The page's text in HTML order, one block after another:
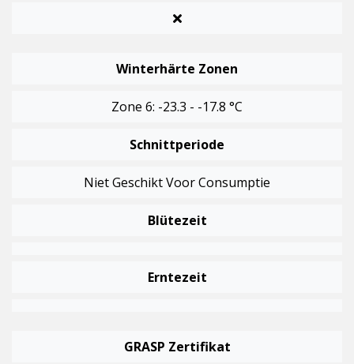
Winterhärte Zonen
Zone 6: -23.3 - -17.8 °C
Schnittperiode
Niet Geschikt Voor Consumptie
Blütezeit
Erntezeit
GRASP Zertifikat